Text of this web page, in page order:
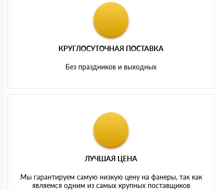
КРУГЛОСУТОЧНАЯ ПОСТАВКА
Без праздников и выходных
ЛУЧШАЯ ЦЕНА
Мы гарантируем самую низкую цену на фанеры, так как
являемся одним из самых крупных поставщиков